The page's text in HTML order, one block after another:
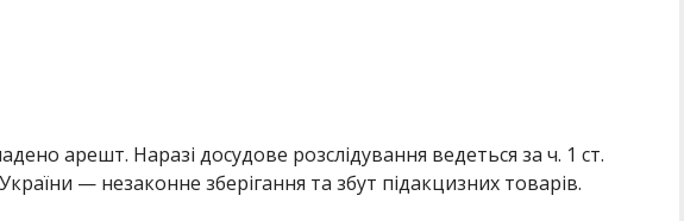
арешт. Наразі досудове розслідування ведеться за ч. 1 ст.
— незаконне зберігання та збут підакцизних товарів.